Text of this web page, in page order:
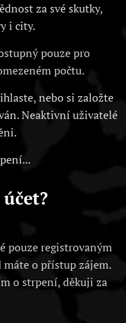
za své skutky,
i city.
pouze pro
počtu.
nebo si založte
Neaktivní uživatelé
pouze registrovaným
o přístup zájem.
o strpení, děkuji za